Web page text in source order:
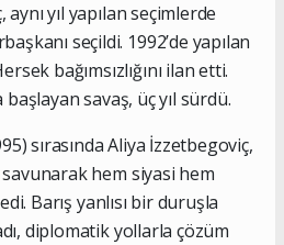
yıl yapılan seçimlerde
seçildi. 1992’de yapılan
bağımsızlığını ilan etti.
başlayan savaş, üç yıl sürdü.
sırasında Aliya İzzetbegoviç,
savunarak hem siyasi hem
Barış yanlısı bir duruşla
diplomatik yollarla çözüm